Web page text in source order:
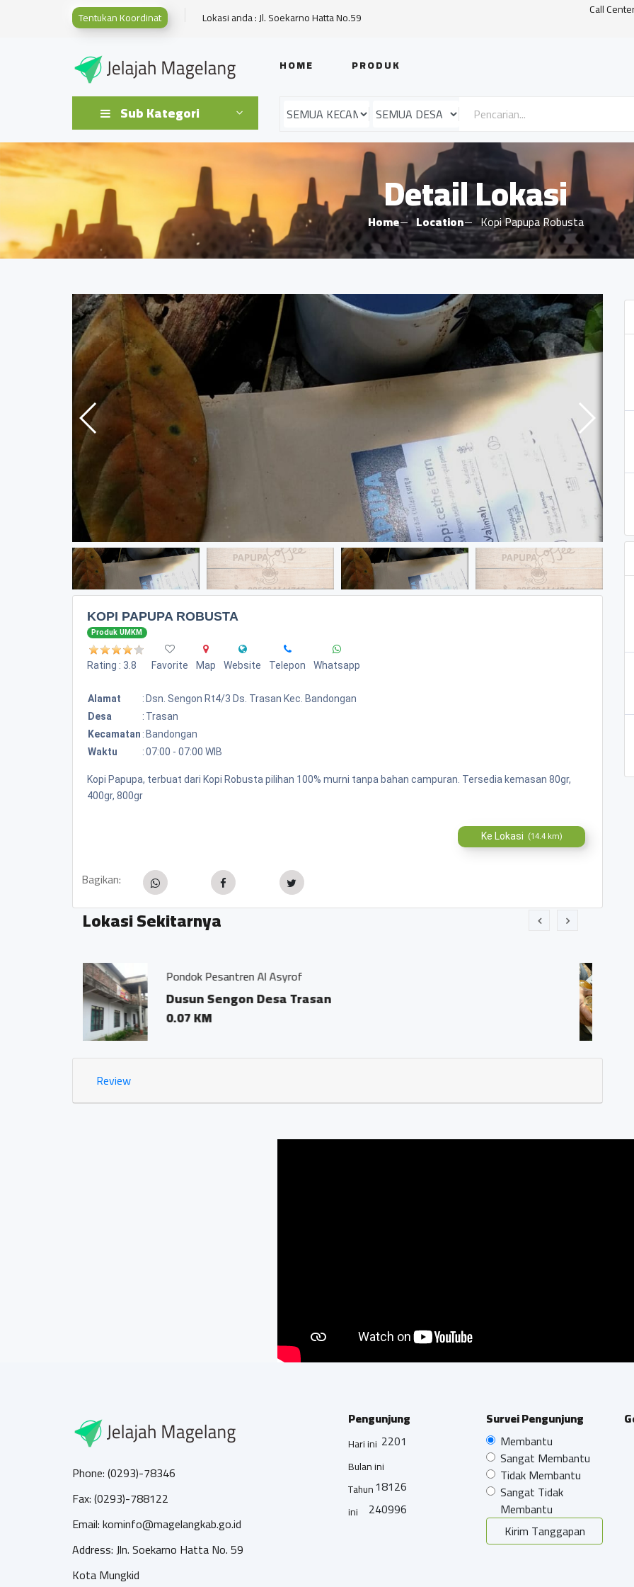
Tentukan Koordinat Lokasi anda : Jl. Soekarno Hatta No.59 Call
HOME PRODUK
Sub Kategori
Detail Lokasi
Home Location Kopi Papupa Robusta
KOPI PAPUPA ROBUSTA
Produk UMKM
Rating : 3.8 Favorite Map Website Telepon Whatsapp
Alamat : Dsn. Sengon Rt4/3 Ds. Trasan Kec. Bandongan
Desa
: Trasan
Kecamatan : Bandongan
Waktu
:07:00 - 07:00 WIB
Kopi Papupa, terbuat dari Kopi Robusta pilihan 100% murni tanpa bahan campuran. Tersedia kemasan 80gr,
400gr, 800gr
Ke Lokasi (14.4 km)
Bagikan:
Lokasi Sekitarnya
Jamu Tradisisional Madun
Dsn. Sengon RT04/03 Ds. Trasan Kec. Bandongan
Review
Phone: (0293)-78346
Fax: (0293)-788122
Email: kominfo@magelangkab.go.id
Address: Jln. Soekarno Hatta No. 59
Kota Mungkid
Pengunjung
Hari ini 2201
Bulan ini
18126
Tahun
ini
240996
Survei Pengunjung
Membantu
Sangat Membantu
Tidak Membantu
Sangat Tidak
Membantu
Kirim Tanggapan